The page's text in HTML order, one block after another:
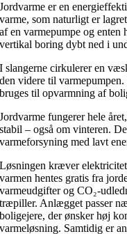
Jordvarme er en
varme, som naturligt er
af en varmepumpe og enten
vertikal boring dybt ned i
I slangerne cirkulerer en
den videre til
bruges til opvarmning af
Jordvarme fungerer hele
stabil – også om vinteren.
varmeforsyning med lavt
Løsningen kræver
varmen hentes gratis fra
varmeudgifter og CO₂-
træpiller. Anlægget passer
boligejere, der ønsker høj
varmeløsning. Samtidig er